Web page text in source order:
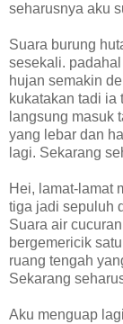
seharusnya aku
Suara burung
sesekali.
hujan semakin
kukatakan tadi ia
langsung masuk
yang lebar dan
lagi. Sekarang
Hei, lamat-lamat
tiga jadi sepuluh
Suara air
bergemericik
ruang tengah
Sekarang
Aku menguap